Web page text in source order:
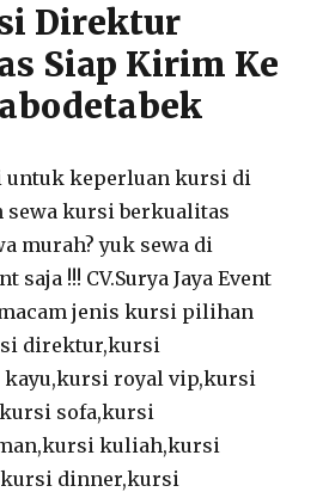
Direktur
Siap Kirim Ke
untuk keperluan kursi di
sewa kursi berkualitas
murah? yuk sewa di
saja !!! CV.Surya Jaya Event
jenis kursi pilihan
direktur,kursi
royal vip,kursi
sofa,kursi
kuliah,kursi
dinner,kursi